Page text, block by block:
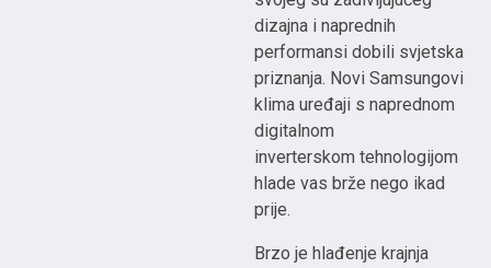
dizajna i naprednih
performansi dobili svjetska
priznanja. Novi Samsungovi
klima uređaji s naprednom
digitalnom
inverterskom tehnologijom
hlade vas brže nego ikad
prije.
Brzo je hlađenje krajnja